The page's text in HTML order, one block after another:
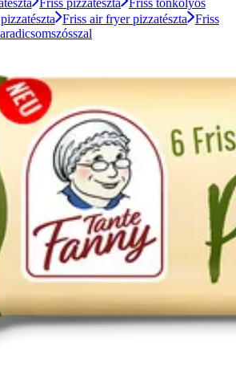
Friss pizzatészta Friss tönkölyös
Friss air fryer pizzatészta Friss